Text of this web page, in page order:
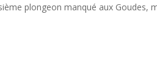
plongeon manqué aux Goudes,